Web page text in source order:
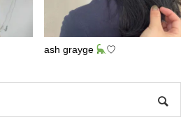
ash grayge ♡